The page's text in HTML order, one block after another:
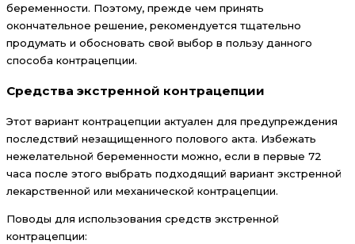
беременности. Поэтому, прежде чем принять
окончательное решение, рекомендуется тщательно
продумать и обосновать свой выбор в пользу данного
способа контрацепции.
Средства экстренной контрацепции
Этот вариант контрацепции актуален для предупреждения
последствий незащищенного полового акта. Избежать
нежелательной беременности можно, если в первые 72
часа после этого выбрать подходящий вариант экстренной
лекарственной или механической контрацепции.
Поводы для использования средств экстренной
контрацепции: